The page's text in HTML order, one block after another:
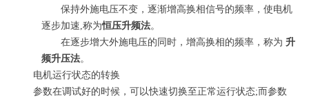
保持外施电压不变，逐渐增高换相信号的频率，使电机
逐步加速,称为恒压升频法。
在逐步增大外施电压的同时，增高换相的频率，称为 升
频升压法。
电机运行状态的转换
参数在调试好的时候，可以快速切换至正常运行状态;而参数